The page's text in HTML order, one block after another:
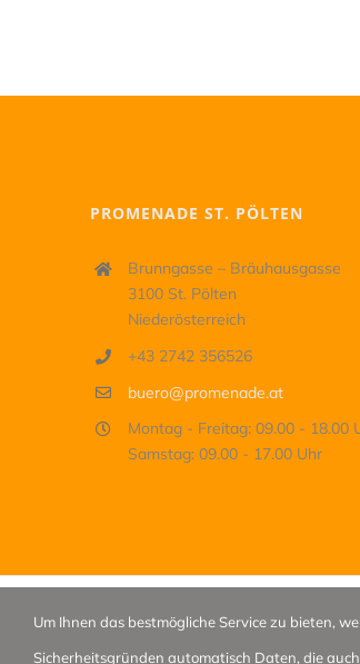
PROMENADE ST. PÖLTEN
Brunngasse – Bräuhausgasse
3100 St. Pölten
Niederösterreich
+43 2742 356526
buero@promenade.at
Montag - Freitag: 09.00 - 18.00
Samstag: 09.00 - 17.00 Uhr
© Shoma Marketing GmbH | Impressum
Um Ihnen das bestmögliche Service zu bieten,
Sicherheitsgründen automatisch Daten, die